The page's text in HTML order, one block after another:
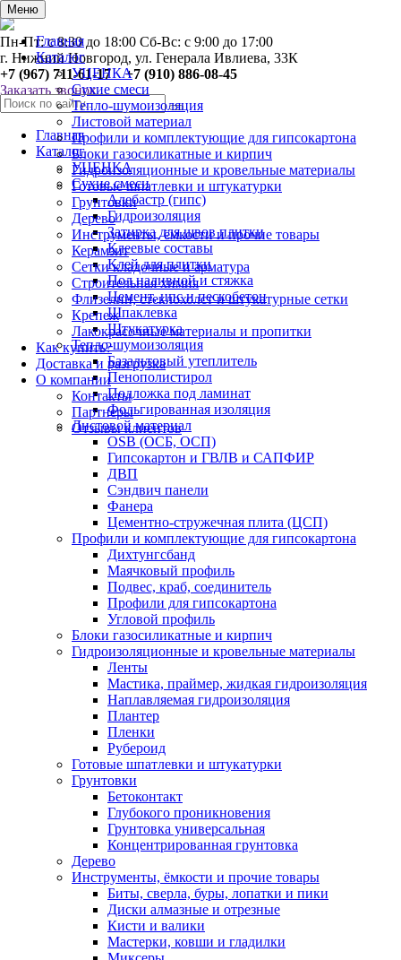
Меню
Главная
Каталог
УЦЕНКА
Сухие смеси
Тепло-шумоизоляция
Листовой материал
Профили и комплектующие для гипсокартона
Блоки газосиликатные и кирпич
Гидроизоляционные и кровельные материалы
Готовые шпатлевки и штукатурки
Грунтовки
Дерево
Инструменты, ёмкости и прочие товары
Керамзит
Сетки кладочные и арматура
Строительная химия
Флизелин, стеклохолст и штукатурные сетки
Крепеж
Лакокрасочные материалы и пропитки
Как купить?
Доставка и разгрузка
О компании
Контакты
Партнеры
Отзывы клиентов
0
Пн-Пт: с 8:30 до 18:00 Сб-Вс: с 9:00 до 17:00
г. Нижний Новгород, ул. Генерала Ивлиева, 33К
+7 (967) 711-61-17 +7 (910) 886-08-45
Заказать звонок
Главная
Каталог
УЦЕНКА
Сухие смеси
Алебастр (гипс)
Гидроизоляция
Затирка для швов плитки
Клеевые составы
Клей для плитки
Пол наливной и стяжка
Цемент, цпс и пескобетон
Шпаклевка
Штукатурка
Тепло-шумоизоляция
Базальтовый утеплитель
Пенополистирол
Подложка под ламинат
Фольгированная изоляция
Листовой материал
OSB (ОСБ, ОСП)
Гипсокартон и ГВЛВ и САПФИР
ДВП
Сэндвич панели
Фанера
Цементно-стружечная плита (ЦСП)
Профили и комплектующие для гипсокартона
Дихтунгсбанд
Маячковый профиль
Подвес, краб, соединитель
Профили для гипсокартона
Угловой профиль
Блоки газосиликатные и кирпич
Гидроизоляционные и кровельные материалы
Ленты
Мастика, праймер, жидкая гидроизоляция
Наплавляемая гидроизоляция
Плантер
Пленки
Рубероид
Готовые шпатлевки и штукатурки
Грунтовки
Бетоконтакт
Глубокого проникновения
Грунтовка универсальная
Концентрированная грунтовка
Дерево
Инструменты, ёмкости и прочие товары
Биты, сверла, буры, лопатки и пики
Диски алмазные и отрезные
Кисти и валики
Мастерки, ковши и гладилки